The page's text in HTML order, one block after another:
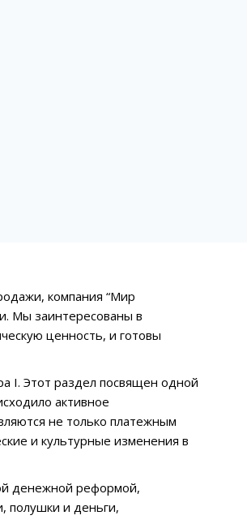
компания “Мир
Мы заинтересованы в
ценность, и готовы
I. Этот раздел посвящен одной
активное
не только платежным
и культурные изменения в
денежной реформой,
полушки и деньги,